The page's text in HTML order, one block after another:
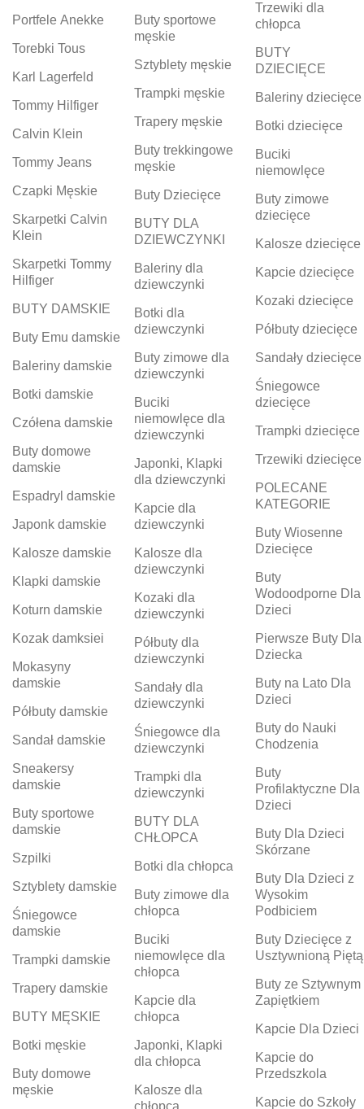
Portfele Anekke
Torebki Tous
Karl Lagerfeld
Tommy Hilfiger
Calvin Klein
Tommy Jeans
Czapki Męskie
Skarpetki Calvin
Klein
Skarpetki Tommy
Hilfiger
BUTY DAMSKIE
Buty Emu damskie
Baleriny damskie
Botki damskie
Czółena damskie
Buty domowe
damskie
Espadryl damskie
Japonk damskie
Kalosze damskie
Klapki damskie
Koturn damskie
Kozak damksiei
Mokasyny
damskie
Półbuty damskie
Sandał damskie
Sneakersy
damskie
Buty sportowe
damskie
Szpilki
Sztyblety damskie
Śniegowce
damskie
Trampki damskie
Trapery damskie
BUTY MĘSKIE
Botki męskie
Buty domowe
męskie
Buty sportowe
męskie
Sztyblety męskie
Trampki męskie
Trapery męskie
Buty trekkingowe
męskie
Buty Dziecięce
BUTY DLA
DZIEWCZYNKI
Baleriny dla
dziewczynki
Botki dla
dziewczynki
Buty zimowe dla
dziewczynki
Buciki
niemowlęce dla
dziewczynki
Japonki, Klapki
dla dziewczynki
Kapcie dla
dziewczynki
Kalosze dla
dziewczynki
Kozaki dla
dziewczynki
Półbuty dla
dziewczynki
Sandały dla
dziewczynki
Śniegowce dla
dziewczynki
Trampki dla
dziewczynki
BUTY DLA
CHŁOPCA
Botki dla chłopca
Buty zimowe dla
chłopca
Buciki
niemowlęce dla
chłopca
Kapcie dla
chłopca
Japonki, Klapki
dla chłopca
Kalosze dla
Trzewiki dla
chłopca
BUTY
DZIECIĘCE
Baleriny dziecięce
Botki dziecięce
Buciki
niemowlęce
Buty zimowe
dziecięce
Kalosze dziecięce
Kapcie dziecięce
Kozaki dziecięce
Półbuty dziecięce
Sandały dziecięce
Śniegowce
dziecięce
Trampki dziecięce
Trzewiki dziecięce
POLECANE
KATEGORIE
Buty Wiosenne
Dziecięce
Buty
Wodoodporne Dla
Dzieci
Pierwsze Buty Dla
Dziecka
Buty na Lato Dla
Dzieci
Buty do Nauki
Chodzenia
Buty
Profilaktyczne Dla
Dzieci
Buty Dla Dzieci
Skórzane
Buty Dla Dzieci z
Wysokim
Podbiciem
Buty Dziecięce z
Usztywnioną Piętą
Buty ze Sztywnym
Zapiętkiem
Kapcie Dla Dzieci
Kapcie do
Przedszkola
Kapcie do Szkoły